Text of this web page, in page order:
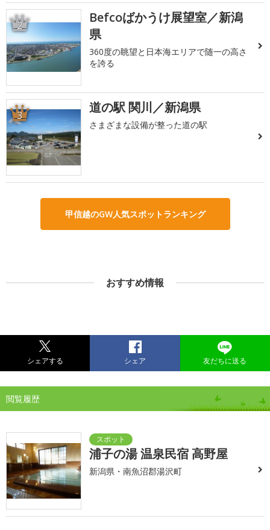
2
Befcoばかうけ展望室／新潟
県
360度の眺望と日本海エリアで随一の高さ
を誇る
3 道の駅 関川／新潟県
さまざまな設備が整った道の駅
甲信越のGW人気スポットランキング
おすすめ情報
シェアする シェア 友だちに送る
閲覧履歴
浦子の湯 温泉民宿 高野屋
新潟県・南魚沼郡湯沢町